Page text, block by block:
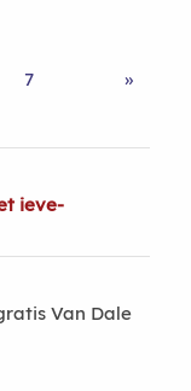
7 »
ieve-
Van Dale